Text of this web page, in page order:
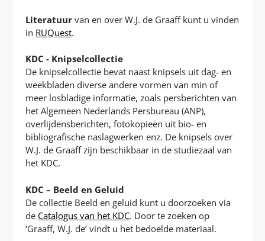
Literatuur van en over W.J. de Graaff kunt u vinden
in RUQuest.
KDC - Knipselcollectie
De knipselcollectie bevat naast knipsels uit dag- en
weekbladen diverse andere vormen van min of
meer losbladige informatie, zoals persberichten van
het Algemeen Nederlands Persbureau (ANP),
overlijdensberichten, fotokopieën uit bio- en
bibliografische naslagwerken enz. De knipsels over
W.J. de Graaff zijn beschikbaar in de studiezaal van
het KDC.
KDC – Beeld en Geluid
De collectie Beeld en geluid kunt u doorzoeken via
de Catalogus van het KDC. Door te zoeken op
‘Graaff, W.J. de’ vindt u het bedoelde materiaal.